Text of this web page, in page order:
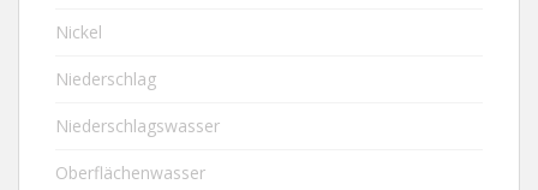
Nickel
Niederschlag
Niederschlagswasser
Oberflächenwasser